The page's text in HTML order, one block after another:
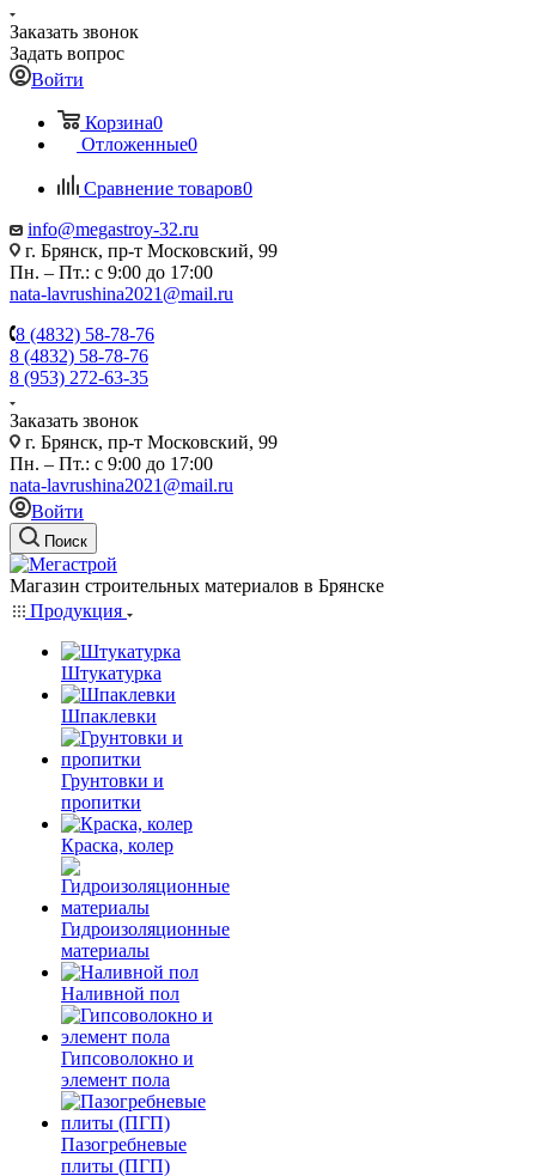
Заказать звонок
Задать вопрос
Войти
Корзина0
Отложенные0
Сравнение товаров0
info@megastroy-32.ru
г. Брянск, пр-т Московский, 99
Пн. – Пт.: с 9:00 до 17:00
nata-lavrushina2021@mail.ru
8 (4832) 58-78-76
8 (4832) 58-78-76
8 (953) 272-63-35
Заказать звонок
г. Брянск, пр-т Московский, 99
Пн. – Пт.: с 9:00 до 17:00
nata-lavrushina2021@mail.ru
Войти
Поиск
Магазин строительных материалов в Брянске
Продукция
Штукатурка
Шпаклевки
Грунтовки и
пропитки
Краска, колер
Гидроизоляционные
материалы
Наливной пол
Гипсоволокно и
элемент пола
Пазогребневые
плиты (ПГП)